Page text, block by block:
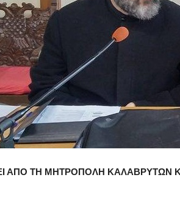
ΑΠΟ ΤΗ ΜΗΤΡΟΠΟΛΗ ΚΑΛΑΒΡΥΤΩΝ